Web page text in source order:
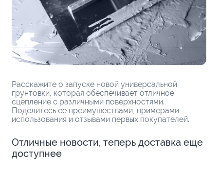
Расскажите о запуске новой универсальной
грунтовки, которая обеспечивает отличное
сцепление с различными поверхностями.
Поделитесь ее преимуществами, примерами
использования и отзывами первых покупателей.
Отличные новости, теперь доставка еще
доступнее